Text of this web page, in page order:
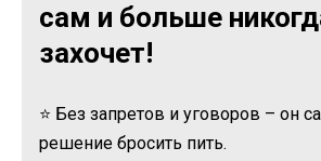
сам и больше
захочет!
⭐ Без запретов и уговоров – он
решение бросить пить.